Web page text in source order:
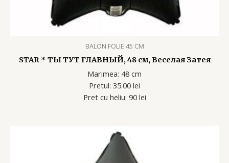
BALON FOLIE 45 CM
STAR * ТЫ ТУТ ГЛАВНЫЙ, 48 см, Веселая Затея
Marimea: 48 cm
Pretul: 35.00 lei
Pret cu heliu: 90 lei